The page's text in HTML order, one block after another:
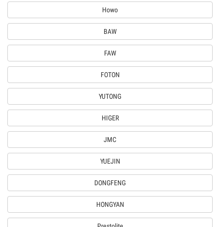
Howo
BAW
FAW
FOTON
YUTONG
HIGER
JMC
YUEJIN
DONGFENG
HONGYAN